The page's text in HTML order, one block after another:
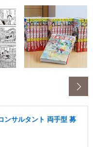
ンサルタント 両手型 募